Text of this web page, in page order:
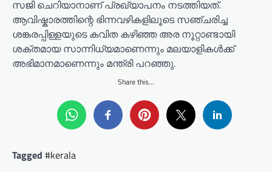
സജി ചെറിയാനാണ് പ്രഖ്യാപനം നടത്തിയത്.
ആവിഷ്കാരത്തിന്റെ ഭിന്നവഴികളിലൂടെ സഞ്ചരിച്ച
ശങ്കരപ്പിള്ളയുടെ കവിത കഴിഞ്ഞ അര നൂറ്റാണ്ടായി
ശക്തമായ സാന്നിധ്യമാണെന്നും മലയാളികൾക്ക്
അഭിമാനമാണെന്നും മന്ത്രി പറഞ്ഞു.
Share this...
Tagged #kerala